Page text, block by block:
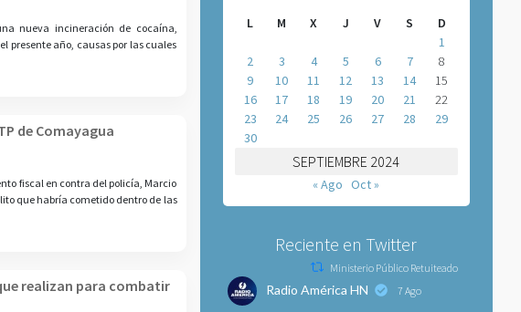
nueva incineración de cocaína,
presente año, causas por las cuales
de Comayagua
fiscal en contra del policía, Marcio
que habría cometido dentro de las
realizan para combatir
SEPTIEMBRE 2024
L M X J V S
D
1
2
3 4 5 6 7
8
9
10 11 12 13 14
15
16
17 18 19 20 21
22
23
24 25 26 27 28
29
30
« Ago Oct »
Reciente en Twitter
Ministerio Público Retuiteado
Radio América HN 7 Ago